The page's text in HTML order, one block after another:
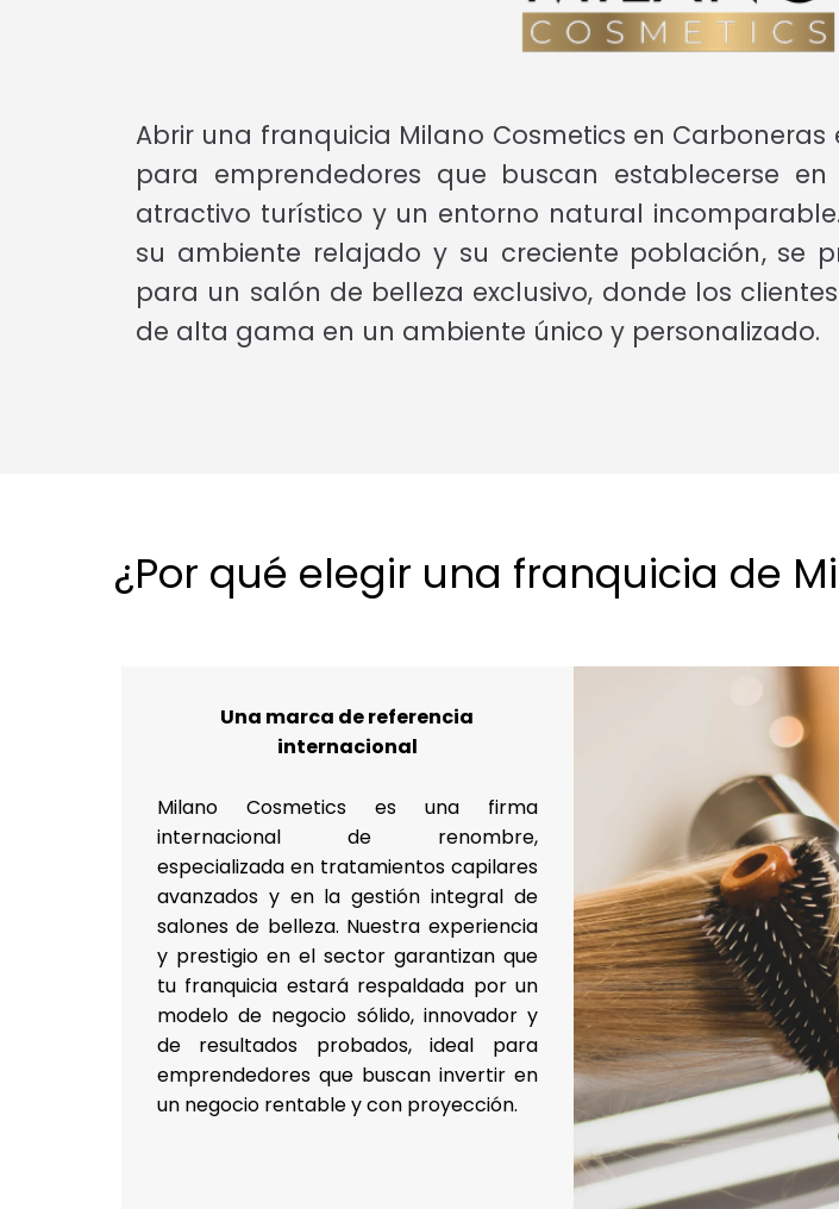
Abrir una franquicia Milano Cosmetics en
para emprendedores que buscan establecerse
atractivo turístico y un entorno natural
su ambiente relajado y su creciente población, se
para un salón de belleza exclusivo, donde los
de alta gama en un ambiente único y personalizado.
¿Por qué elegir una franquicia de
Una marca de referencia
internacional
Milano Cosmetics es una firma
internacional de renombre,
especializada en tratamientos capilares
avanzados y en la gestión integral de
salones de belleza. Nuestra experiencia
y prestigio en el sector garantizan que
tu franquicia estará respaldada por un
modelo de negocio sólido, innovador y
de resultados probados, ideal para
emprendedores que buscan invertir en
un negocio rentable y con proyección.